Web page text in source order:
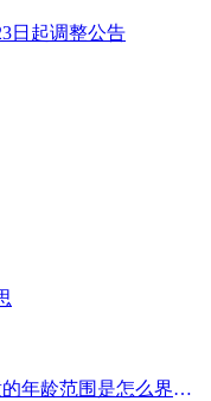
日起调整公告
网上购买机票，机票婴儿和儿童的年龄范围是怎么界定的？